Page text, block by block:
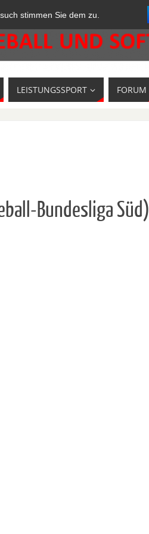
stimmen Sie dem zu.
LEISTUNGSSPORT FORUM
Bundesliga Süd)